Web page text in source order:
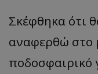
Σκέφθηκα ότι
αναφερθώ στο
ποδοσφαιρικό